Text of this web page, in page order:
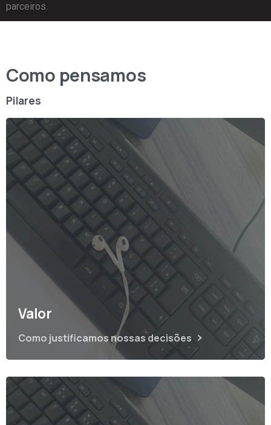
parceiros.
Como pensamos
Pilares
Valor
Como justificamos nossas decisões